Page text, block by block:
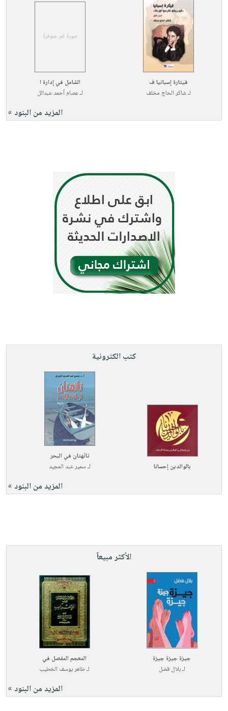
قيثارة إسبانيا ف
لـشاكر الحاج مخلف
الشامل في إدارة ا
لـعصام أحمد عبدالل
المزيد من البنود »
كتب الكترونية
بالوالدين إحسانا
تائهتان في البحر
لـسمير عبد المجيد
المزيد من البنود »
الأكثر مبيعاً
جيزة جيزة جيزة
لـبلال فضل
المعجم المفصل في
لـطاهر يوسف الخطيب
المزيد من البنود »